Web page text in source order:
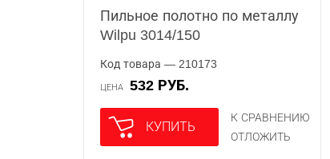
Пильное полотно по металлу
Wilpu 3014/150
Код товара — 210173
ЦЕНА 532 РУБ.
КУПИТЬ
К СРАВНЕНИЮ
ОТЛОЖИТЬ